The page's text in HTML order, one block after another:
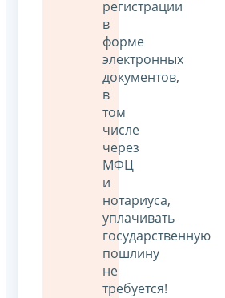
регистрации
в
форме
электронных
документов,
в
том
числе
через
МФЦ
и
нотариуса,
уплачивать
государственную
пошлину
не
требуется!